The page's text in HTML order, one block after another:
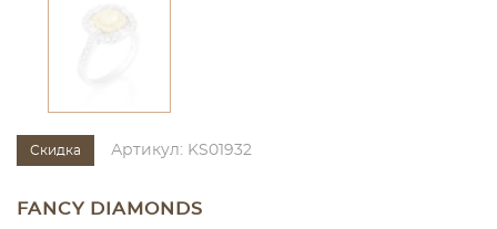
Скидка Артикул: KS01932
FANCY DIAMONDS